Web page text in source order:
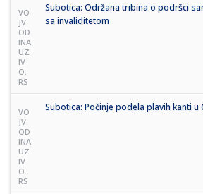
VO
JV
OD
INA
UZ
IV
O.
RS
Subotica: Održana tribina o podršci
sa invaliditetom
VO
JV
OD
INA
UZ
IV
O.
RS
Subotica: Počinje podela plavih kanti u